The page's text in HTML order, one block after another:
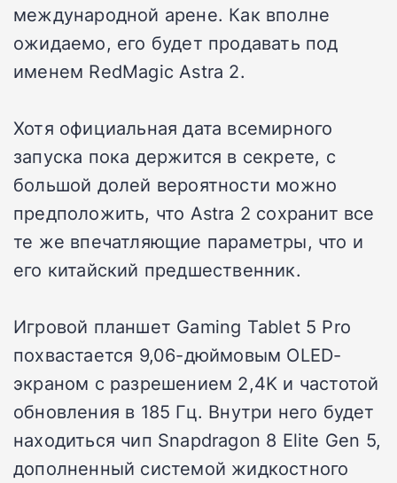
международной арене. Как вполне
ожидаемо, его будет продавать под
именем RedMagic Astra 2.
Хотя официальная дата всемирного
запуска пока держится в секрете, с
большой долей вероятности можно
предположить, что Astra 2 сохранит все
те же впечатляющие параметры, что и
его китайский предшественник.
Игровой планшет Gaming Tablet 5 Pro
похвастается 9,06-дюймовым OLED-
экраном с разрешением 2,4K и частотой
обновления в 185 Гц. Внутри него будет
находиться чип Snapdragon 8 Elite Gen 5,
дополненный системой жидкостного